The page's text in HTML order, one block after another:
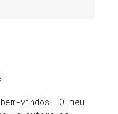
vindos! O meu